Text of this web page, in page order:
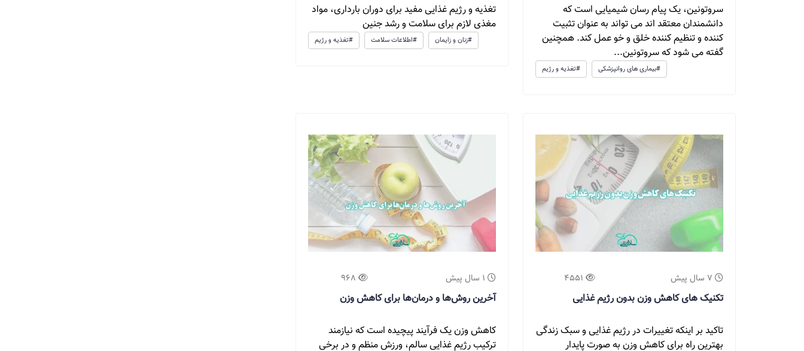
سروتونین، یک پیام رسان شیمیایی است که
دانشمندان معتقد اند می تواند به عنوان تثبیت
کننده و تنظیم کننده خلق و خو عمل کند. همچنین
گفته می شود که سروتونین...
#تغذیه و رژیم #بیماری های روانپزشکی
تغذیه و رژیم غذایی مفید برای دوران بارداری، مواد
مغذی لازم برای سلامت و رشد جنین
#تغذیه و رژیم #اطلاعات سلامت #زنان و زایمان
7 سال پیش 4551
تکنیک های کاهش وزن بدون رژیم غذایی
تاکید بر اینکه تغییرات در رژیم غذایی و سبک زندگی
بهترین راه برای کاهش وزن به صورت پایدار
1 سال پیش 968
آخرین روش‌ها و درمان‌ها برای کاهش وزن
کاهش وزن یک فرآیند پیچیده است که نیازمند
ترکیب رژیم غذایی سالم، ورزش منظم و در برخی